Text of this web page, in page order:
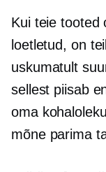
Kui teie tooted
loetletud, on
uskumatult
sellest piisab
oma
mõne parima